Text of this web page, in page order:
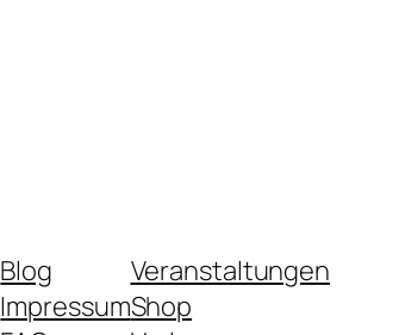
Blog
Impressum
Veranstaltungen
Shop